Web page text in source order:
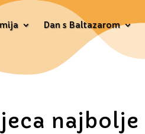
Dan s Baltazarom
najbolje